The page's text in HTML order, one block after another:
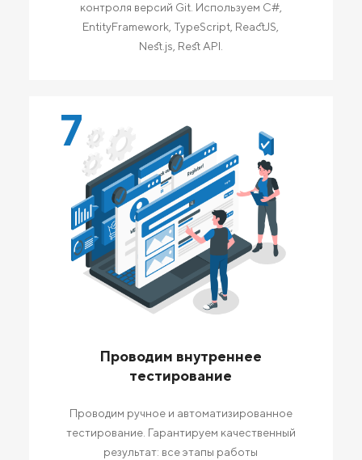
контроля версий Git. Используем C#,
EntityFramework, TypeScript, ReactJS,
Nest.js, Rest API.
7
Проводим внутреннее
тестирование
Проводим ручное и автоматизированное
тестирование. Гарантируем качественный
результат: все этапы работы